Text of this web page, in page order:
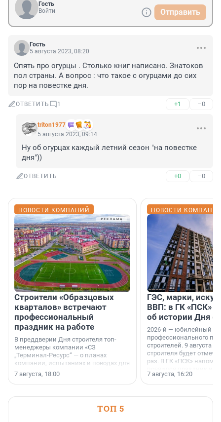
Гость
Войти
Отправить
Гость
5 августа 2023, 08:20
Опять про огурцы . Столько книг написано. Знатоков
пол страны. А вопрос : что такое с огурцами до сих
пор на повестке дня.
ОТВЕТИТЬ 1 +1 –0
triton1977
5 августа 2023, 09:14
Ну об огурцах каждый летний сезон "на повестке
дня"))
ОТВЕТИТЬ +0 –0
НОВОСТИ КОМПАНИЙ
Строители «Образцовых
кварталов» встречают
профессиональный
праздник на работе
В преддверии Дня строителя топ-
менеджеры компании «СЗ
„Терминал-Ресурс“ — о планах
компании, испытаниях и поводах для
осторожного оптимизма.
7 августа, 18:00
НОВОСТИ
ГЭС, марки,
ВВП: в ГК «ПСК»
об истории Дня
2026-й — юбилейный
профессионального
строителей. 9 августа
строителя будет
раз. В ГК «ПСК»
поменялась роль
7 августа, 16:20
ТОП 5